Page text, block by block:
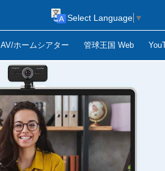
AV/ホームシアター 管球王国 Web
Select Language ▼